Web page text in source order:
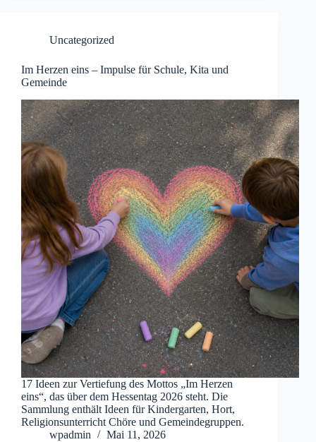
Uncategorized
Im Herzen eins – Impulse für Schule, Kita und
Gemeinde
17 Ideen zur Vertiefung des Mottos „Im Herzen
eins“, das über dem Hessentag 2026 steht. Die
Sammlung enthält Ideen für Kindergarten, Hort,
Religionsunterricht Chöre und Gemeindegruppen.
wpadmin
Mai 11, 2026